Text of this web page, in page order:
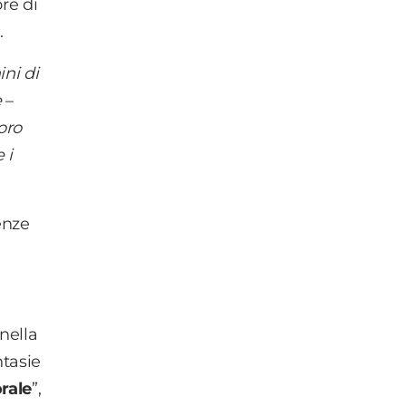
di
di
–
i
”,